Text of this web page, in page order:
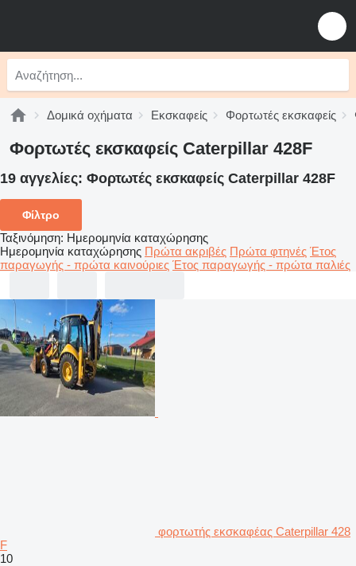
Δομικά οχήματα Εκσκαφείς Φορτωτές εκσκαφείς
Φορτωτές εκσκαφείς Caterpillar 428F
19 αγγελίες: Φορτωτές εκσκαφείς Caterpillar 428F
Φίλτρο
Ταξινόμηση: Ημερομηνία καταχώρησης
Ημερομηνία καταχώρησης Πρώτα ακριβές Πρώτα φτηνές Έτος
παραγωγής - πρώτα καινούριες Έτος παραγωγής - πρώτα παλιές
φορτωτής εκσκαφέας Caterpillar 428
F
10